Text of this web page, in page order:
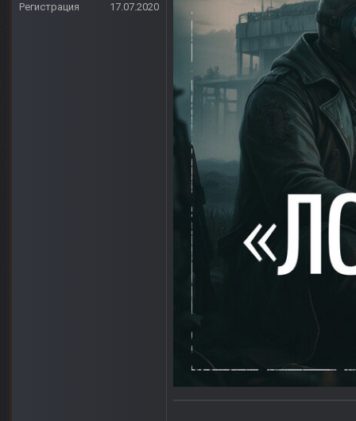
Регистрация
17.07.2020